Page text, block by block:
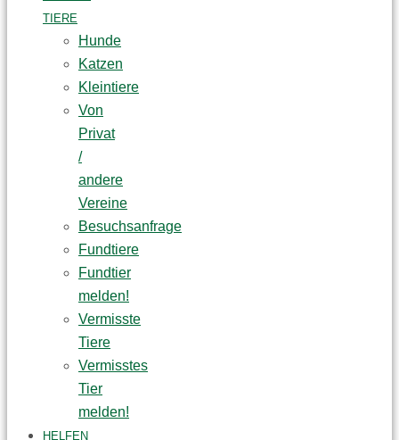
TIERE
Hunde
Katzen
Kleintiere
Von
Privat
/
andere
Vereine
Besuchsanfrage
Fundtiere
Fundtier
melden!
Vermisste
Tiere
Vermisstes
Tier
melden!
HELFEN